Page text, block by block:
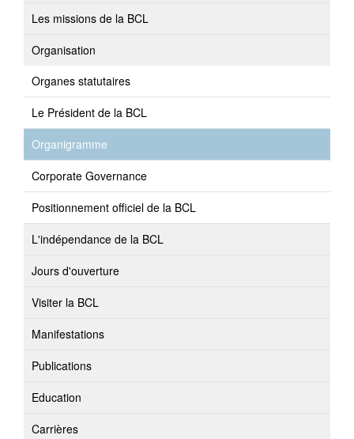
Les missions de la BCL
Organisation
Organes statutaires
Le Président de la BCL
Organigramme
Corporate Governance
Positionnement officiel de la BCL
L'indépendance de la BCL
Jours d'ouverture
Visiter la BCL
Manifestations
Publications
Education
Carrières